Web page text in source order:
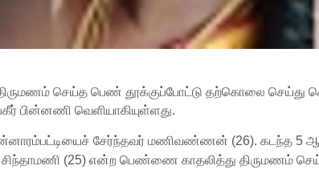
திருமணம் செய்த பெண் தூக்குப்போட்டு தற்கொலை
பின்னணி வெளியாகியுள்ளது.
சேர்ந்தவர் மணிவண்ணன் (26). கடந்த 5
(25) என்ற பெண்ணை காதலித்து திருமணம்